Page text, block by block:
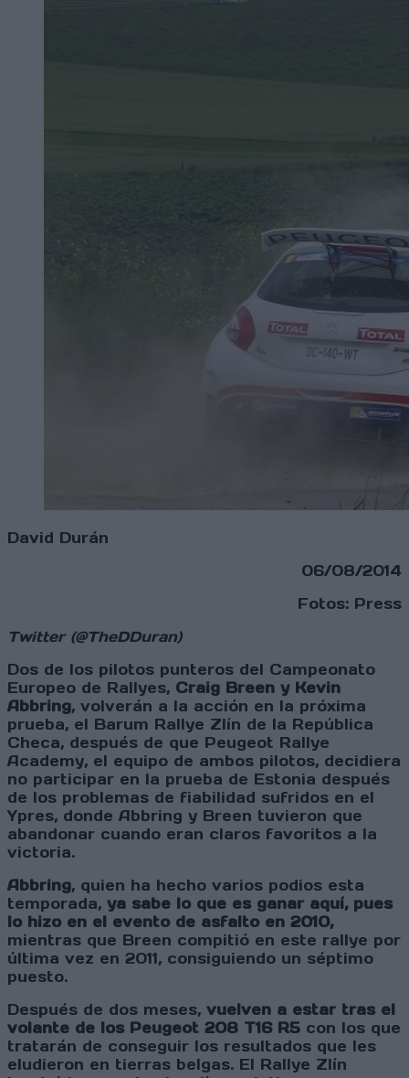
David Durán
06/08/2014
Fotos: Press
Twitter (@TheDDuran)
Dos de los pilotos punteros del Campeonato
Europeo de Rallyes, Craig Breen y Kevin
Abbring, volverán a la acción en la próxima
prueba, el Barum Rallye Zlín de la República
Checa, después de que Peugeot Rallye
Academy, el equipo de ambos pilotos, decidiera
no participar en la prueba de Estonia después
de los problemas de fiabilidad sufridos en el
Ypres, donde Abbring y Breen tuvieron que
abandonar cuando eran claros favoritos a la
victoria.
Abbring, quien ha hecho varios podios esta
temporada, ya sabe lo que es ganar aquí, pues
lo hizo en el evento de asfalto en 2010,
mientras que Breen compitió en este rallye por
última vez en 2011, consiguiendo un séptimo
puesto.
Después de dos meses, vuelven a estar tras el
volante de los Peugeot 208 T16 R5 con los que
tratarán de conseguir los resultados que les
eludieron en tierras belgas. El Rallye Zlín